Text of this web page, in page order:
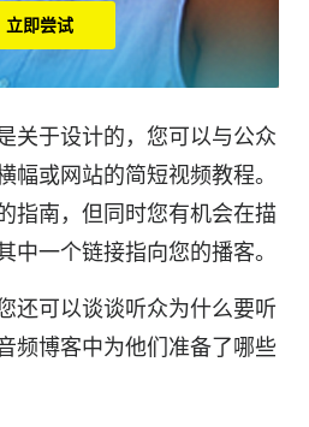
立即尝试
关于设计的，您可以与公众
幅或网站的简短视频教程。
指南，但同时您有机会在描
中一个链接指向您的播客。
还可以谈谈听众为什么要听
频博客中为他们准备了哪些